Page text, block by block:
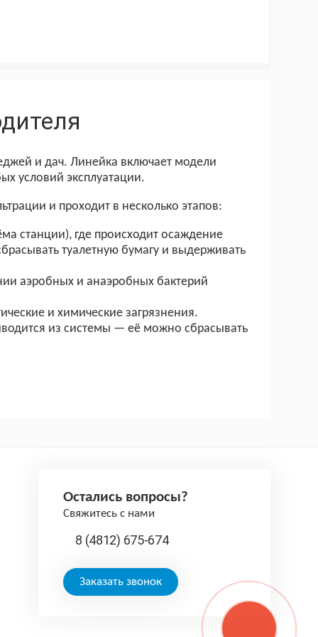
и дач. Линейка включает модели
условий эксплуатации.
и проходит в несколько этапов:
станции), где происходит осаждение
туалетную бумагу и выдерживать
аэробных и анаэробных бактерий
и химические загрязнения.
из системы — её можно сбрасывать
Остались вопросы?
Свяжитесь с нами
8 (4812) 675-674
Заказать звонок